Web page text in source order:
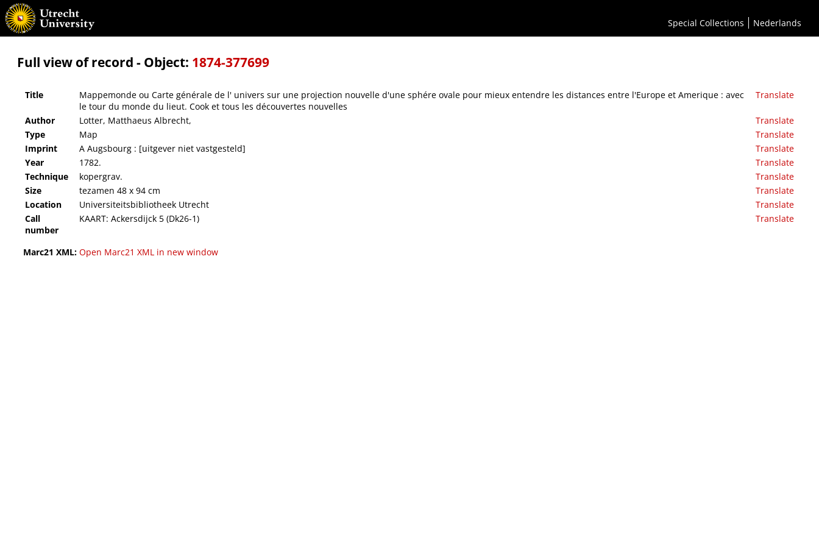
Special Collections Nederlands
Mappemonde ou Carte générale de l' univers sur une projection nouvelle d'une sphére ovale pour mieux entendre les distances entre l'Europe et Amerique : avec le tour du monde du lieut. Cook et tous les découvertes nouvelles
Full view of record - Object: 1874-377699
Title
Mappemonde ou Carte générale de l' univers sur une projection nouvelle d'une sphére ovale pour mieux entendre les distances entre l'Europe et Amerique : avec
le tour du monde du lieut. Cook et tous les découvertes nouvelles
Translate
Author Lotter, Matthaeus Albrecht,
Translate
Type
Map
Translate
Imprint
A Augsbourg : [uitgever niet vastgesteld]
Translate
Year
1782.
Translate
Technique
kopergrav.
Translate
Size
tezamen 48 x 94 cm
Translate
Location
Universiteitsbibliotheek Utrecht
Translate
Call
number
KAART: Ackersdijck 5 (Dk26-1) Translate
Marc21 XML: Open Marc21 XML in new window